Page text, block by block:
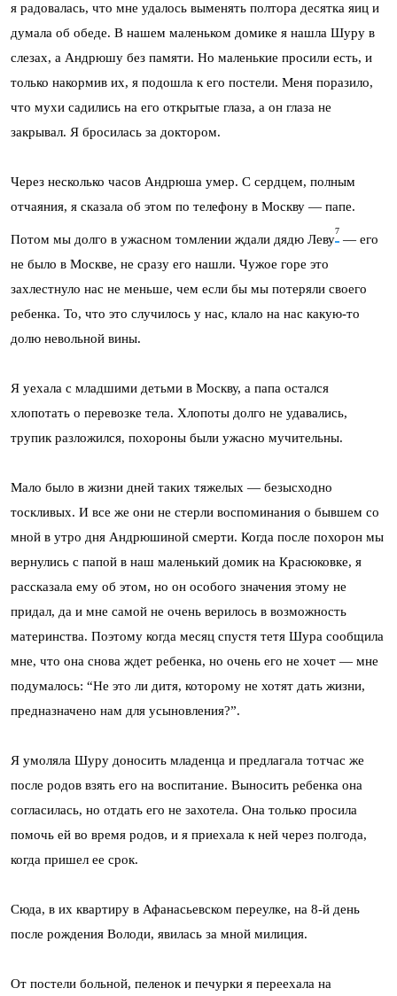
я радова­лась, что мне удалось выменять полтора десятка яиц и
думала об обеде. В нашем маленьком домике я нашла Шypy в
слезах, а Андрюшу без памяти. Но маленькие просили есть, и
только накормив их, я подошла к его постели. Меня поразило,
что мухи садились на его открытые глаза, а он глаза не
закрывал. Я бросилась за доктором.
Через несколько часов Андрюша умер. С сердцем, полным
отчаяния, я сказала об этом по телефону в Москву — папе.
Потом мы долго в ужасном томлении ждали дядю Леву
7
— его
не было в Москве, не сразу его нашли. Чужое горе это
захлестнуло нас не меньше, чем если бы мы потеряли своего
ребенка. То, что это случилось у нас, клало на нас какую-то
долю неволь­ной вины.
Я уехала с младшими детьми в Москву, а папа остался
хлопотать о пе­ревозке тела. Хлопоты долго не удавались,
трупик разложился, похоро­ны были ужасно мучительны.
Мало было в жизни дней таких тяжелых — безысходно
тоскливых. И все же они не стерли воспоминания о бывшем со
мной в утро дня Андрюшиной смерти. Когда после похорон мы
вернулись с папой в наш маленький домик на Красюковке, я
рассказала ему об этом, но он особого значения этому не
придал, да и мне самой не очень верилось в возможность
материнства. Поэ­тому когда месяц спустя тетя Шура сообщила
мне, что она снова ждет ре­бенка, но очень его не хочет — мне
подумалось: “Не это ли дитя, которому не хотят дать жизни,
предназначено нам для усыновления?”.
Я умоляла Шуру доносить младенца и предлагала тотчас же
после родов взять его на воспитание. Выносить ребенка она
согласилась, но отдать его не захотела. Онa только просила
помочь ей во время родов, и я приехала к ней через полгода,
когда пришел ее срок.
Сюдa, в их квартиру в Афанасьевском переулке, на 8-й день
после рождения Володи, явилась за мной милиция.
От постели больной, пеленок и печурки я переехала на